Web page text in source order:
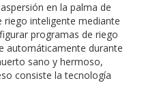
en la palma de
inteligente mediante
programas de riego
automáticamente durante
sano y hermoso,
consiste la tecnología